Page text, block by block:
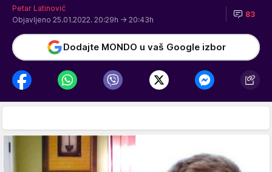
Petar Latinović
Objavljeno 25.01.2022. 20:29h → 20:43h
83
Dodajte MONDO u vaš Google izbor